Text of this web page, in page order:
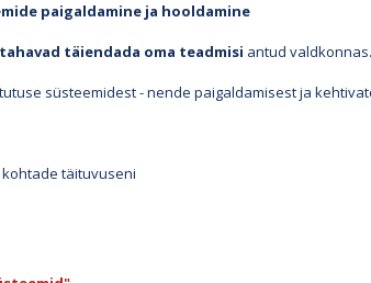
paigaldamine ja hooldamine
täiendada oma teadmisi antud valdkonnas.
süsteemidest - nende paigaldamisest ja
kohtade täituvuseni